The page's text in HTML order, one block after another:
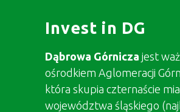
Invest in DG
Dąbrowa Górnicza jest
ośrodkiem Aglomeracji
która skupia czternaście
województwa śląskiego